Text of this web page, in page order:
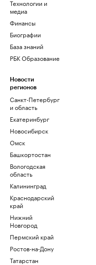
Технологии и
медиа
Финансы
Биографии
База знаний
РБК Образование
Новости
регионов
Санкт-Петербург
и область
Екатеринбург
Новосибирск
Омск
Башкортостан
Вологодская
область
Калининград
Краснодарский
край
Нижний
Новгород
Пермский край
Ростов-на-Дону
Татарстан